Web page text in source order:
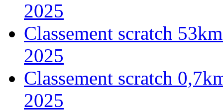
2025
Classement scratch
2025
Classement scratch
2025